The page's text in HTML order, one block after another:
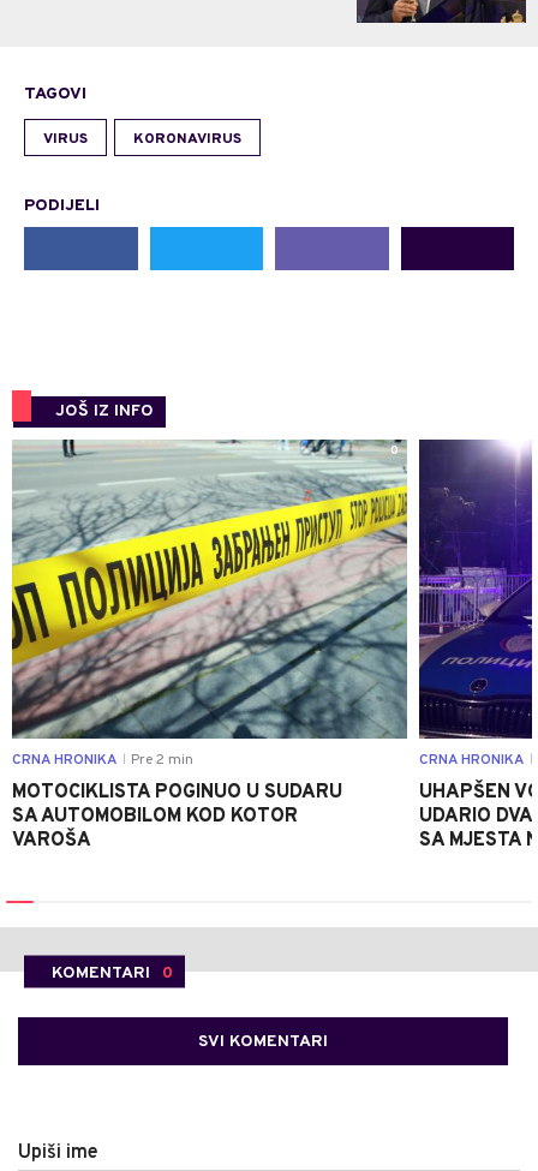
TAGOVI
VIRUS KORONAVIRUS
PODIJELI
JOŠ IZ INFO
0
CRNA HRONIKA Pre 2 min
MOTOCIKLISTA POGINUO U SUDARU
SA AUTOMOBILOM KOD KOTOR
VAROŠA
CRNA HRONIKA
UHAPŠEN
UDARIO
SA MJESTA
KOMENTARI 0
SVI KOMENTARI
Upiši ime